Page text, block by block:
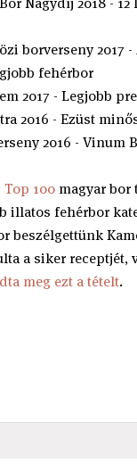
borverseny 2017
fehérbor
2017 - Legjobb
2016 - Ezüst
2016 - Vinum
100 magyar bor
illatos fehérbor
beszélgettünk
a siker receptjét,
meg ezt a tételt.